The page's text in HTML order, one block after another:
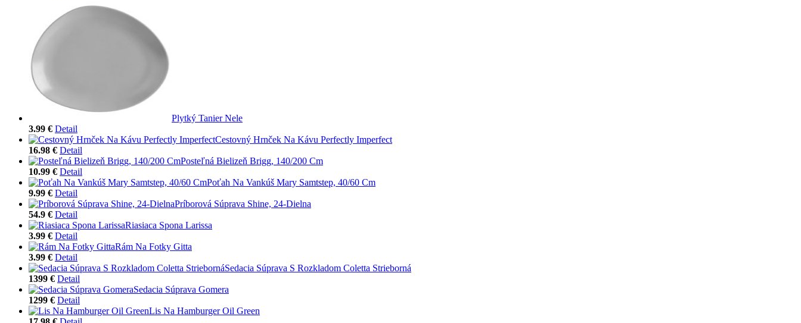
Plytký Tanier Nele
3.99 € Detail
Cestovný Hrnček Na Kávu Perfectly Imperfect
16.98 € Detail
Posteľná Bielizeň Brigg, 140/200 Cm
10.99 € Detail
Poťah Na Vankúš Mary Samtstep, 40/60 Cm
9.99 € Detail
Príborová Súprava Shine, 24-Dielna
54.9 € Detail
Riasiaca Spona Larissa
3.99 € Detail
Rám Na Fotky Gitta
3.99 € Detail
Sedacia Súprava S Rozkladom Coletta Strieborná
1399 € Detail
Sedacia Súprava Gomera
1299 € Detail
Lis Na Hamburger Oil Green